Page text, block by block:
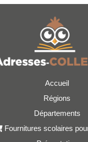
Accueil
Régions
Départements
Fournitures scolaires